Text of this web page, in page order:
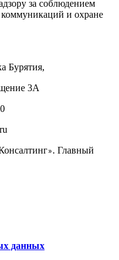
за соблюдением
коммуникаций и охране
Бурятия,
3А
». Главный
данных